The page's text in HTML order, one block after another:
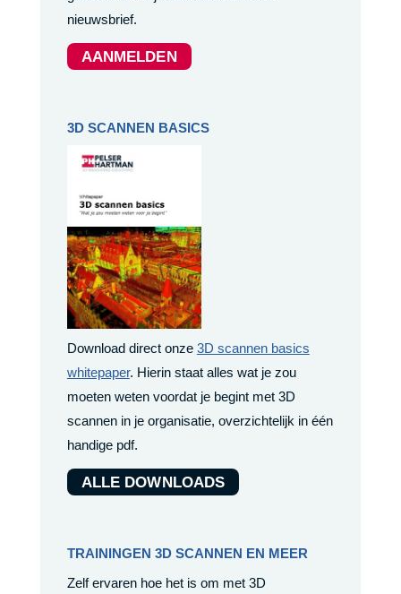
nieuwsbrief.
AANMELDEN
3D SCANNEN BASICS
Download direct onze 3D scannen basics
whitepaper. Hierin staat alles wat je zou
moeten weten voordat je begint met 3D
scannen in je organisatie, overzichtelijk in één
handige pdf.
ALLE DOWNLOADS
TRAININGEN 3D SCANNEN EN MEER
Zelf ervaren hoe het is om met 3D